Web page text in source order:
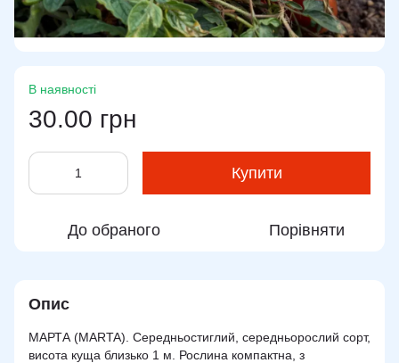
В наявності
30.00 грн
Купити
До обраного Порівняти
Опис
МАРТА (MARTA). Середньостиглий, середньорослий сорт,
висота куща близько 1 м. Рослина компактна, з